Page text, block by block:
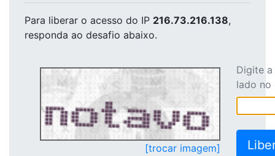
Para liberar o acesso do IP 216.73.216.138,
responda ao desafio abaixo.
[trocar imagem]
Digite
lado no